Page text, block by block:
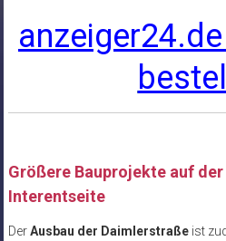
Größere Bauprojekte auf
Interentseite
DerAusbau der Daimlerstraßeist